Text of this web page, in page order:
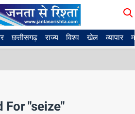
छत्तीसगढ़ राज्य विश्व खेल व्यापार
For "seize"